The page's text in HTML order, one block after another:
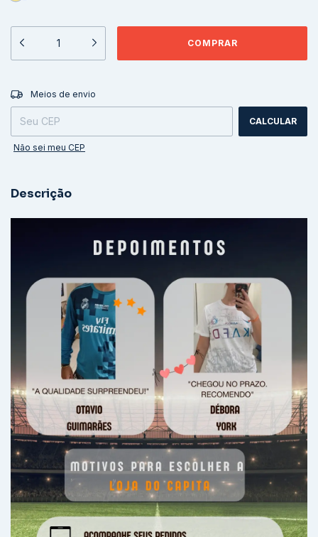
Entregas para o CEP:
Meios de envio
CALCULAR
Não sei meu CEP
Descrição